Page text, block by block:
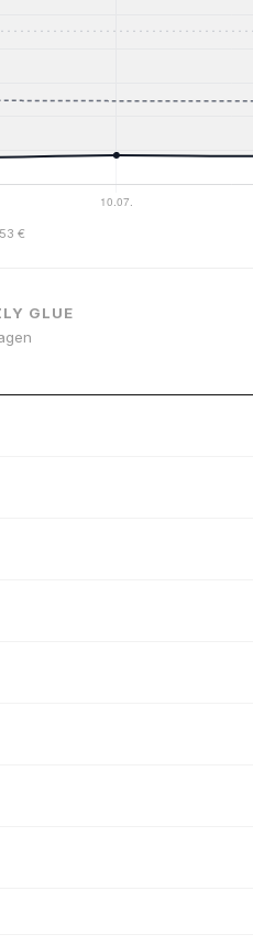
€
GLUE